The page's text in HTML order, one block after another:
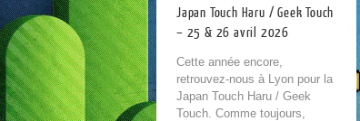
Japan Touch Haru / Geek Touch
– 25 & 26 avril 2026
Cette année encore,
retrouvez-nous à Lyon pour la
Japan Touch Haru / Geek
Touch. Comme toujours,